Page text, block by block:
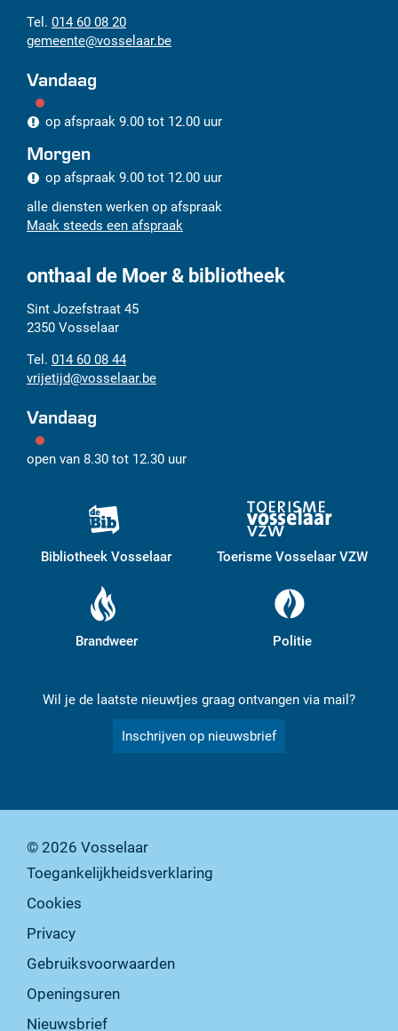
014 60 08 20
gemeente@vosselaar.be
Vandaag
op afspraak 9.00 tot 12.00 uur
Morgen
op afspraak 9.00 tot 12.00 uur
alle diensten werken op afspraak
Maak steeds een afspraak
onthaal de Moer & bibliotheek
Adres
Sint Jozefstraat 45
2350 Vosselaar
Tel.
014 60 08 44
E-
mail
vrijetijd@vosselaar.be
Vandaag
open van 8.30 tot 12.30 uur
Bibliotheek Vosselaar Toerisme Vosselaar VZW
Brandweer Politie
Wil je de laatste nieuwtjes graag ontvangen via mail?
Inschrijven op nieuwsbrief
© 2026 Vosselaar
Toegankelijkheidsverklaring
Cookies
Privacy
Gebruiksvoorwaarden
Openingsuren
Nieuwsbrief